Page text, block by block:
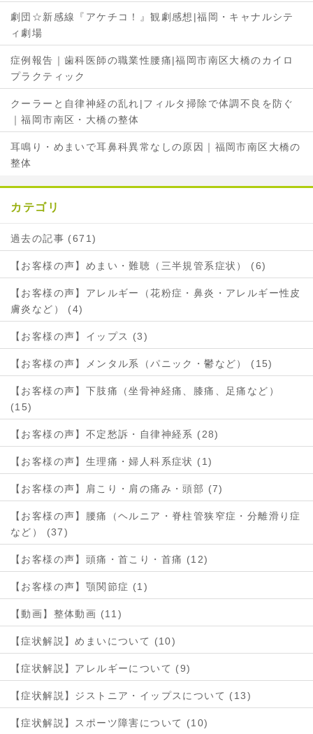
劇団☆新感線『アケチコ！』観劇感想|福岡・キャナルシテ
ィ劇場
症例報告｜歯科医師の職業性腰痛|福岡市南区大橋のカイロ
プラクティック
クーラーと自律神経の乱れ|フィルタ掃除で体調不良を防ぐ
｜福岡市南区・大橋の整体
耳鳴り・めまいで耳鼻科異常なしの原因｜福岡市南区大橋の
整体
カテゴリ
過去の記事 (671)
【お客様の声】めまい・難聴（三半規管系症状） (6)
【お客様の声】アレルギー（花粉症・鼻炎・アレルギー性皮
膚炎など） (4)
【お客様の声】イップス (3)
【お客様の声】メンタル系（パニック・鬱など） (15)
【お客様の声】下肢痛（坐骨神経痛、膝痛、足痛など）
(15)
【お客様の声】不定愁訴・自律神経系 (28)
【お客様の声】生理痛・婦人科系症状 (1)
【お客様の声】肩こり・肩の痛み・頭部 (7)
【お客様の声】腰痛（ヘルニア・脊柱管狭窄症・分離滑り症
など） (37)
【お客様の声】頭痛・首こり・首痛 (12)
【お客様の声】顎関節症 (1)
【動画】整体動画 (11)
【症状解説】めまいについて (10)
【症状解説】アレルギーについて (9)
【症状解説】ジストニア・イップスについて (13)
【症状解説】スポーツ障害について (10)